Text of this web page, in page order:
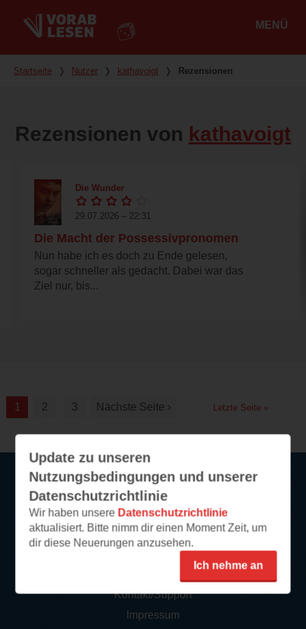
MENÜ
Du bist hier
Startseite ❭ Nutzer ❭ kathavoigt ❭ Rezensionen
Rezensionen von kathavoigt
Die Wunder
29.07.2026 – 22:31
Die Macht der Possessivpronomen
Nun habe ich es doch zu Ende gelesen,
sogar schneller als gedacht. Dabei war das
Ziel nur, bis...
1 2 3 Nächste Seite › Letzte Seite »
Update zu unseren
Nutzungsbedingungen und unserer
Datenschutzrichtlinie
Wir haben unsere Datenschutzrichtlinie
aktualisiert. Bitte nimm dir einen Moment Zeit, um
dir diese Neuerungen anzusehen.
Ich nehme an
Service
So funktioniert‘s
Kontakt/Support
Impressum